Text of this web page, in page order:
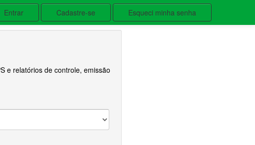
Entrar Cadastre-se Esqueci minha senha
e relatórios de controle, emissão